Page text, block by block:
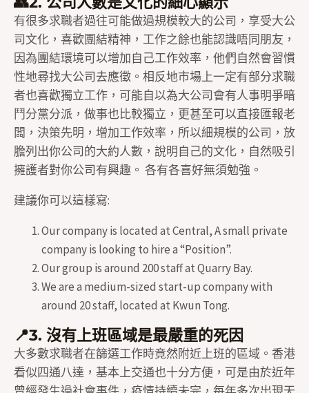
有很多求職者過往可能做過規模較大的公司，享受大公
司文化，喜歡團結精神，工作之餘也能認識唔同朋友，
因為團結環境可以增加自己工作效率，他們自然會習慣
性地尋找大公司去應徵。相反地市場上一定有部分求職
者也喜歡獨立工作，可能自以為大公司會有人事明爭暗
鬥分黨分派，做事也比較獨立，更甚至可以直接匯報老
闆，決策先明，增加工作效率，所以細規模的公司，放
膽列出你公司的大約人數，說明自己的文化，自然吸引
擁護者對你公司有興趣。 各有各喜好無須勉強。
建議你可以這樣寫:
Our company is located at Central, A small private
company is looking to hire a “Position”.
Our group is around 200 staff at Quarry Bay.
We are a medium-sized start-up company with
around 20 staff, located at Kwun Tong.
📍3. 沒有上班區域是最嚴重的死因
大多數求職者在篩選工作時竟然附近上班的區域。香港
看似四通八達，基本上交通也十分方便，可是由於近年